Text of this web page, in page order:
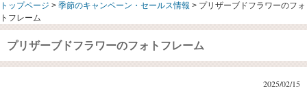
トップページ > 季節のキャンペーン・セールス情報 > プリザーブドフラワーのフォ
トフレーム
プリザーブドフラワーのフォトフレーム
2025/02/15